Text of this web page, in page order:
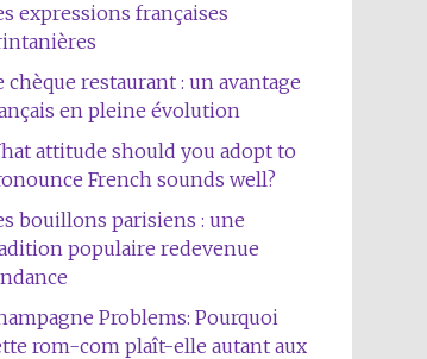
expressions françaises
chèque restaurant : un avantage
en pleine évolution
attitude should you adopt to
French sounds well?
bouillons parisiens : une
populaire redevenue
Problems: Pourquoi
rom-com plaît-elle autant aux